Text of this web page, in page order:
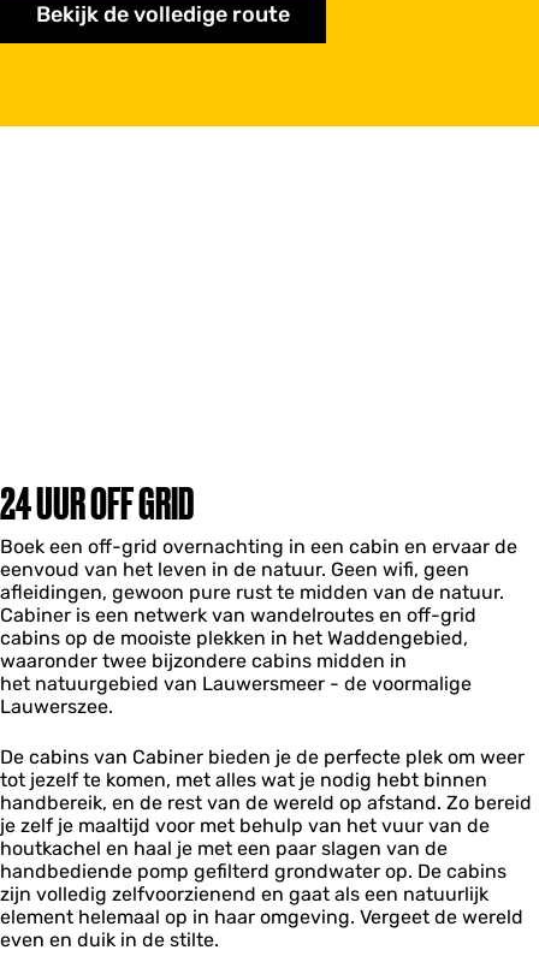
Bekijk de volledige route
24 UUR OFF GRID
Boek een off-grid overnachting in een cabin en ervaar de
eenvoud van het leven in de natuur. Geen wifi, geen
afleidingen, gewoon pure rust te midden van de natuur.
Cabiner is een netwerk van wandelroutes en off-grid
cabins op de mooiste plekken in het Waddengebied,
waaronder twee bijzondere cabins midden in
het natuurgebied van Lauwersmeer - de voormalige
Lauwerszee.
De cabins van Cabiner bieden je de perfecte plek om weer
tot jezelf te komen, met alles wat je nodig hebt binnen
handbereik, en de rest van de wereld op afstand. Zo bereid
je zelf je maaltijd voor met behulp van het vuur van de
houtkachel en haal je met een paar slagen van de
handbediende pomp gefilterd grondwater op. De cabins
zijn volledig zelfvoorzienend en gaat als een natuurlijk
element helemaal op in haar omgeving. Vergeet de wereld
even en duik in de stilte.